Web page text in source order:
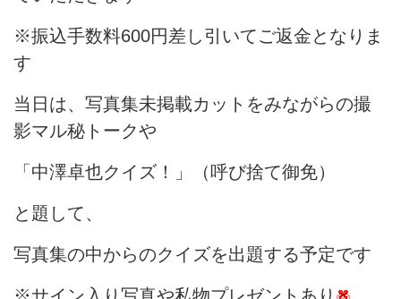
※振込手数料600円差し引いてご返金となりま
す
当日は、写真集未掲載カットをみながらの撮
影マル秘トークや
「中澤卓也クイズ！」（呼び捨て御免）
と題して、
写真集の中からのクイズを出題する予定です